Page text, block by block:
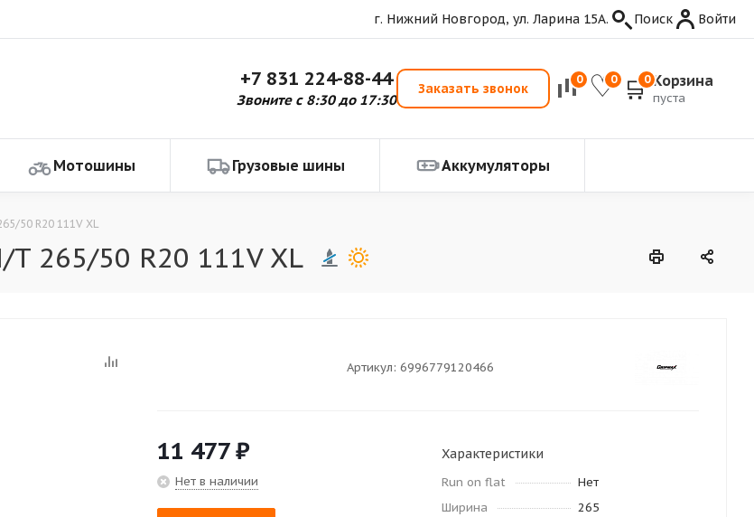
г. Нижний Новгород, ул. Ларина 15А. Поиск Войти
+7 831 224-88-44
Звоните с 8:30 до 17:30
Заказать звонок
0 0 0 Корзина
пуста
Мотошины Грузовые шины Аккумуляторы
50 R20 111V XL
265/50 R20 111V XL
Артикул: 6996779120466
11 477₽
Нет в наличии
Характеристики
Run on flat
Нет
Ширина
265